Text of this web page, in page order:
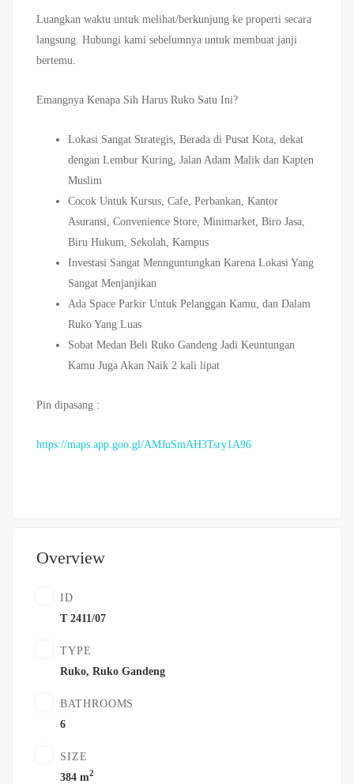
Luangkan waktu untuk melihat/berkunjung ke properti secara
langsung. Hubungi kami sebelumnya untuk membuat janji
bertemu.
Emangnya Kenapa Sih Harus Ruko Satu Ini?
Lokasi Sangat Strategis, Berada di Pusat Kota, dekat
dengan Lembur Kuring, Jalan Adam Malik dan Kapten
Muslim
Cocok Untuk Kursus, Cafe, Perbankan, Kantor
Asuransi, Convenience Store, Minimarket, Biro Jasa,
Biru Hukum, Sekolah, Kampus
Investasi Sangat Mennguntungkan Karena Lokasi Yang
Sangat Menjanjikan
Ada Space Parkir Untuk Pelanggan Kamu, dan Dalam
Ruko Yang Luas
Sobat Medan Beli Ruko Gandeng Jadi Keuntungan
Kamu Juga Akan Naik 2 kali lipat
Pin dipasang :
https://maps.app.goo.gl/AMJuSmAH3Tsry1A96
Overview
ID
T 2411/07
TYPE
Ruko, Ruko Gandeng
BATHROOMS
6
SIZE
384 m2